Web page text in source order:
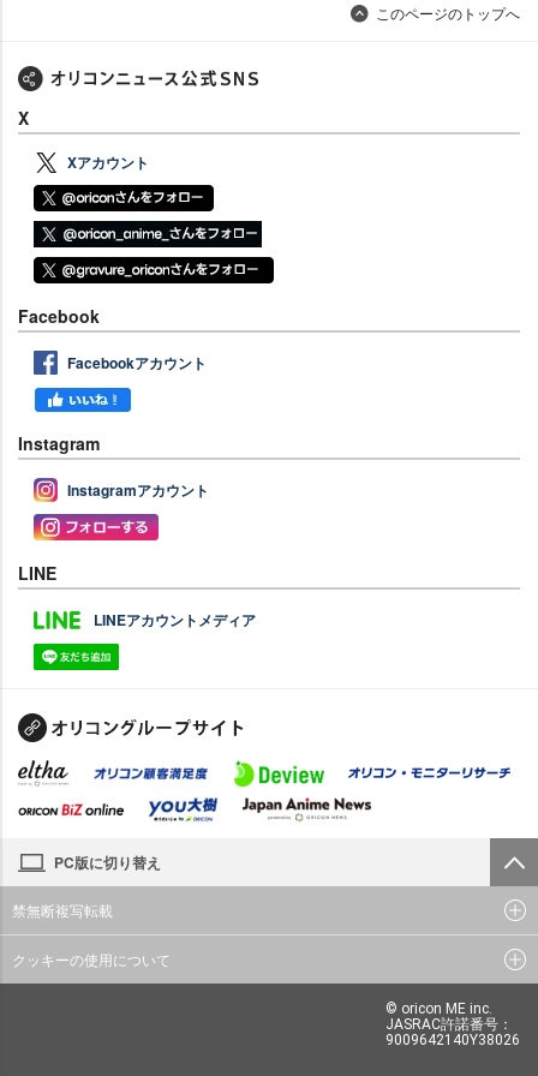
このページのトップへ
X
Xアカウント
Facebook
Facebookアカウント
Instagram
Instagramアカウント
LINE
LINEアカウントメディア
PC版に切り替え
禁無断複写転載
クッキーの使用について
© oricon ME inc.
JASRAC許諾番号：
9009642140Y38026